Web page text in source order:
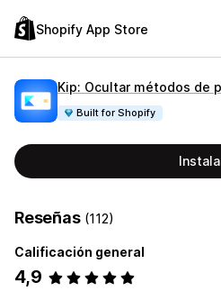
Shopify App Store
Kip: Ocultar métodos de
Built for Shopify
Reseñas (112)
Calificación general
4,9